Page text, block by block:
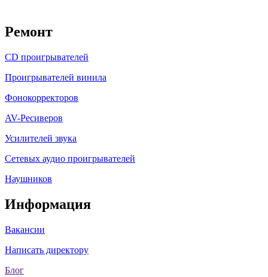
Ремонт
CD проигрывателей
Проигрывателей винила
Фонокорректоров
AV-Ресиверов
Усилителей звука
Сетевых аудио проигрывателей
Наушников
Информация
Вакансии
Написать директору
Блог